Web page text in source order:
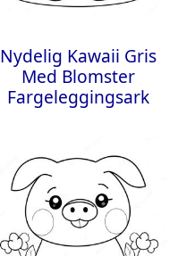
Nydelig Kawaii Gris
Med Blomster
Fargeleggingsark